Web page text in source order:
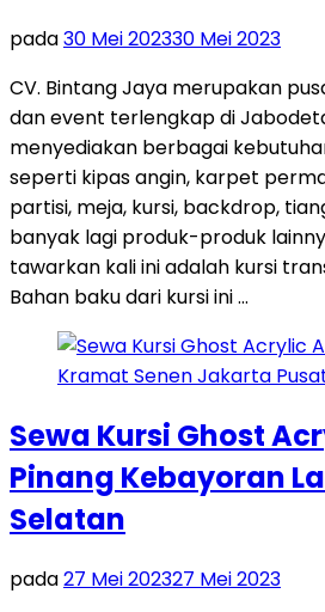
pada30 Mei 202330 Mei 2023
CV. Bintang Jaya merupakan
dan event terlengkap di
menyediakan berbagai
seperti kipas angin, karpet
partisi, meja, kursi, backdrop,
banyak lagi produk-produk
tawarkan kali ini adalah kursi
Bahan baku dari kursi ini …
Sewa Kursi Ghost
Pinang Kebayoran
Selatan
pada27 Mei 202327 Mei 2023